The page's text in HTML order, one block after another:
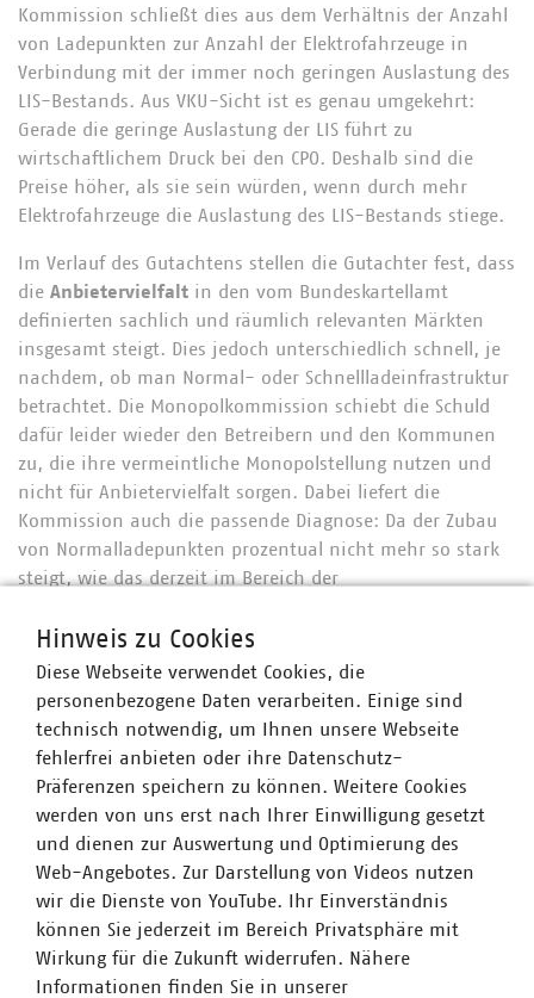
Kommission schließt dies aus dem Verhältnis der Anzahl
von Ladepunkten zur Anzahl der Elektrofahrzeuge in
Verbindung mit der immer noch geringen Auslastung des
LIS-Bestands. Aus VKU-Sicht ist es genau umgekehrt:
Gerade die geringe Auslastung der LIS führt zu
wirtschaftlichem Druck bei den CPO. Deshalb sind die
Preise höher, als sie sein würden, wenn durch mehr
Elektrofahrzeuge die Auslastung des LIS-Bestands stiege.
Im Verlauf des Gutachtens stellen die Gutachter fest, dass
die Anbietervielfalt in den vom Bundeskartellamt
definierten sachlich und räumlich relevanten Märkten
insgesamt steigt. Dies jedoch unterschiedlich schnell, je
nachdem, ob man Normal- oder Schnellladeinfrastruktur
betrachtet. Die Monopolkommission schiebt die Schuld
dafür leider wieder den Betreibern und den Kommunen
zu, die ihre vermeintliche Monopolstellung nutzen und
nicht für Anbietervielfalt sorgen. Dabei liefert die
Kommission auch die passende Diagnose: Da der Zubau
von Normalladepunkten prozentual nicht mehr so stark
steigt, wie das derzeit im Bereich der
Anbietervielfalt eben unterschiedlich. Man könnte auch
die These wagen, dass Schnellladepunkte von den
Nutzern insgesamt als deutlich attraktiver
wahrgenommen werden, weshalb die Nachfrage nach
neuen Normalladepunkten eher nachgelassen hat.
Positiv ist, dass die Kommission die verpflichtende
Einführung des derzeit viel diskutierten
Durchleitungsmodellsablehnt, da nicht zu erwarten sei,
dass der Nutzen den Aufwand rechtfertigt. Ein solches
Modell könne nur dann effektiv wirken, wenn neben
einer Zugangsregulierung, die den diskriminierungsfreien
Zugang für alle Stromanbieter sicherstellt, auch eine
Hinweis zu Cookies
Diese Webseite verwendet Cookies, die
personenbezogene Daten verarbeiten. Einige sind
technisch notwendig, um Ihnen unsere Webseite
fehlerfrei anbieten oder ihre Datenschutz-
Präferenzen speichern zu können. Weitere Cookies
werden von uns erst nach Ihrer Einwilligung gesetzt
und dienen zur Auswertung und Optimierung des
Web-Angebotes. Zur Darstellung von Videos nutzen
wir die Dienste von YouTube. Ihr Einverständnis
können Sie jederzeit im Bereich Privatsphäre mit
Wirkung für die Zukunft widerrufen. Nähere
Informationen finden Sie in unserer